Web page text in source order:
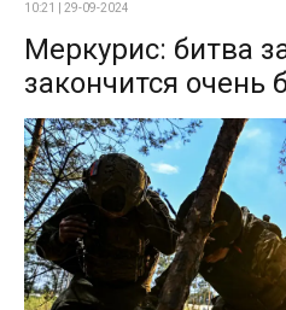
10:21 | 29-09-2024
Меркурис: битва
закончится очень